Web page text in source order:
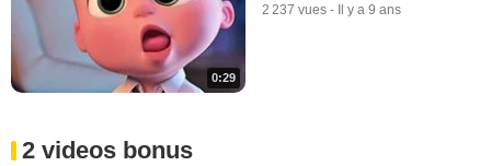
0:29
2 237 vues - Il y a 9 ans
2 videos bonus